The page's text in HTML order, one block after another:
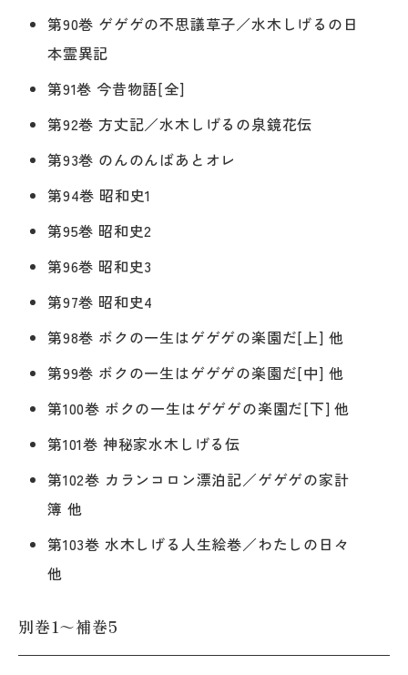
第90巻 ゲゲゲの不思議草子／水木しげるの日
本霊異記
第91巻 今昔物語[全]
第92巻 方丈記／水木しげるの泉鏡花伝
第93巻 のんのんばあとオレ
第94巻 昭和史1
第95巻 昭和史2
第96巻 昭和史3
第97巻 昭和史4
第98巻 ボクの一生はゲゲゲの楽園だ[上] 他
第99巻 ボクの一生はゲゲゲの楽園だ[中] 他
第100巻 ボクの一生はゲゲゲの楽園だ[下] 他
第101巻 神秘家水木しげる伝
第102巻 カランコロン漂泊記／ゲゲゲの家計
簿 他
第103巻 水木しげる人生絵巻／わたしの日々
他
別巻1～補巻5